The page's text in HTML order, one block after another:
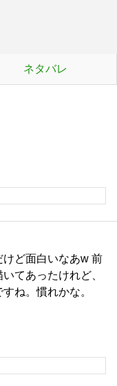
ネタバレ
ど面白いなあw 前
てあったけれど、
ね。慣れかな。